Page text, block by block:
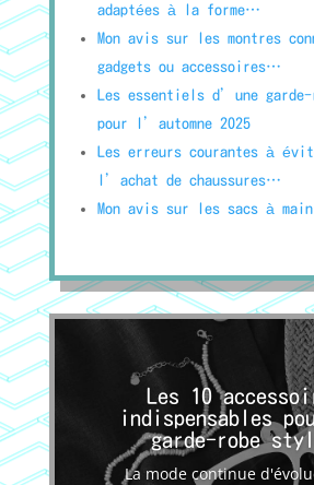
adaptées à la forme…
Mon avis sur les montres
gadgets ou accessoires…
Les essentiels d’une garde-
pour l’automne 2025
Les erreurs courantes à
l’achat de chaussures…
Mon avis sur les sacs à
Les 10
indispensables
garde-robe
La mode continue